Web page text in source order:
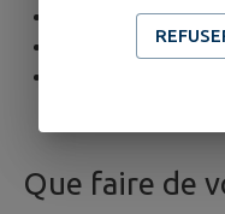
résidus de taille
résidus de
épluchures de
Que faire de